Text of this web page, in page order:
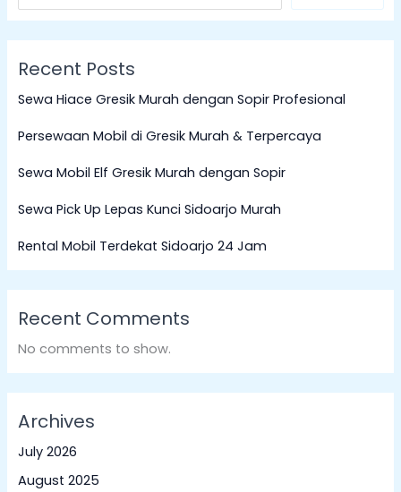
Recent Posts
Sewa Hiace Gresik Murah dengan Sopir Profesional
Persewaan Mobil di Gresik Murah & Terpercaya
Sewa Mobil Elf Gresik Murah dengan Sopir
Sewa Pick Up Lepas Kunci Sidoarjo Murah
Rental Mobil Terdekat Sidoarjo 24 Jam
Recent Comments
No comments to show.
Archives
July 2026
August 2025